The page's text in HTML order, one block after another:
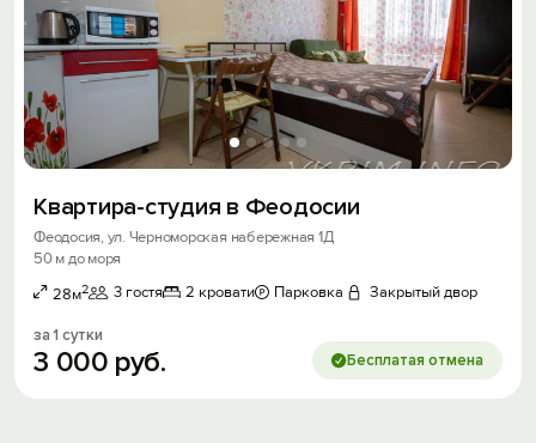
Квартира-студия в Феодосии
Феодосия, ул. Черноморская набережная 1Д
50 м до моря
28м2 3 гостя 2 кровати Парковка Закрытый двор
за 1 сутки
3 000 руб. Бесплатая отмена